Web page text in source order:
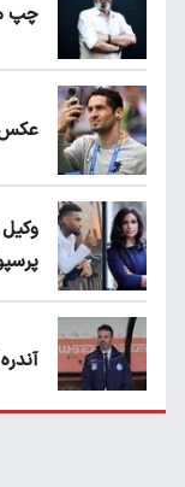
چپ
عکس